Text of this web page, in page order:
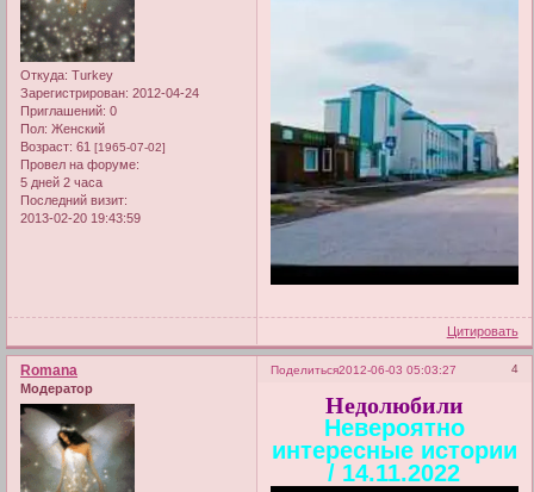
Откуда: Turkey
Зарегистрирован: 2012-04-24
Приглашений: 0
Пол: Женский
Возраст: 61 [1965-07-02]
Провел на форуме:
5 дней 2 часа
Последний визит:
2013-02-20 19:43:59
Цитировать
Поделиться 4
2012-06-03 05:03:27
Romana
Модератор
Недолюбили
Невероятно
интересные истории
/ 14.11.2022